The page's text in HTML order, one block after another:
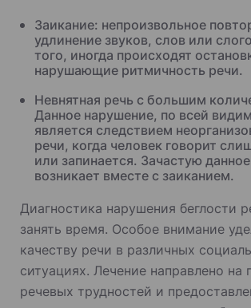
Заикание: непроизвольное
удлинение звуков, слов или
того, иногда происходят
нарушающие ритмичность речи.
Невнятная речь с большим
Данное нарушение, по всей
является следствием
речи, когда человек говорит
или запинается. Зачастую
возникает вместе с заиканием.
Диагностика нарушения беглости
занять время. Особое внимание
качеству речи в различных
ситуациях. Лечение направлено на
речевых трудностей и